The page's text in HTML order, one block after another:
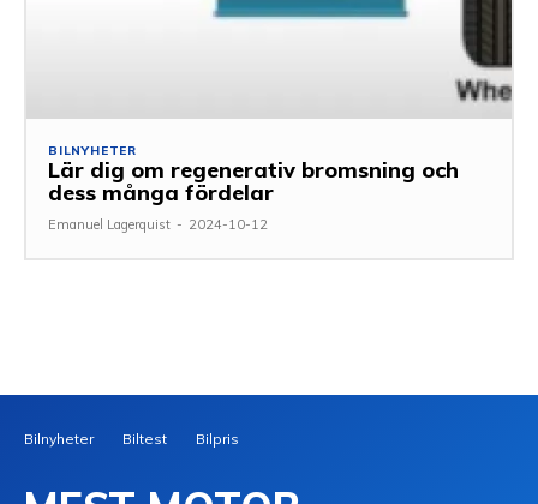
BILNYHETER
Lär dig om regenerativ bromsning och
dess många fördelar
Emanuel Lagerquist - 2024-10-12
Bilnyheter Biltest Bilpris